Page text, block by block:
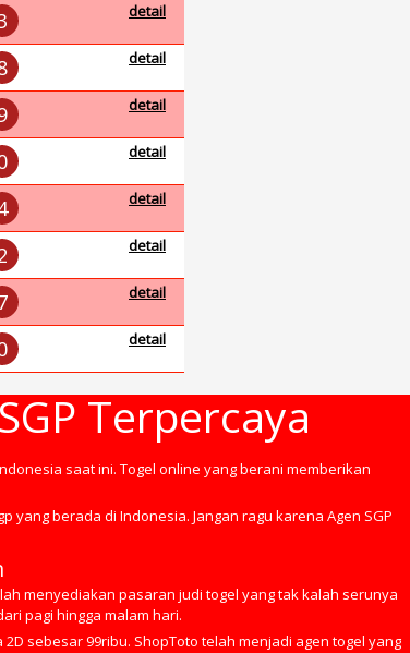
detail
detail
detail
detail
detail
detail
detail
detail
Terpercaya
saat ini. Togel online yang berani memberikan
berada di Indonesia. Jangan ragu karena Agen SGP
menyediakan pasaran judi togel yang tak kalah serunya
pagi hingga malam hari.
sebesar 99ribu. ShopToto telah menjadi agen togel yang